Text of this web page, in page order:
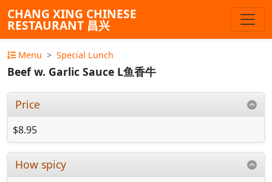
CHANG XING CHINESE
RESTAURANT 昌兴
Menu Special Lunch
Beef w. Garlic Sauce L鱼香牛
Price
$8.95
How spicy